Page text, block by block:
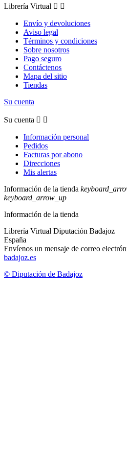
Librería Virtual  
Envío y devoluciones
Aviso legal
Términos y condiciones
Sobre nosotros
Pago seguro
Contáctenos
Mapa del sitio
Tiendas
Su cuenta
Su cuenta  
Información personal
Pedidos
Facturas por abono
Direcciones
Mis alertas
Información de la tienda
keyboard_arrow_up
Información de la tienda
Librería Virtual Diputación Badajoz
España
Envíenos un mensaje de correo
badajoz.es
© Diputación de Badajoz